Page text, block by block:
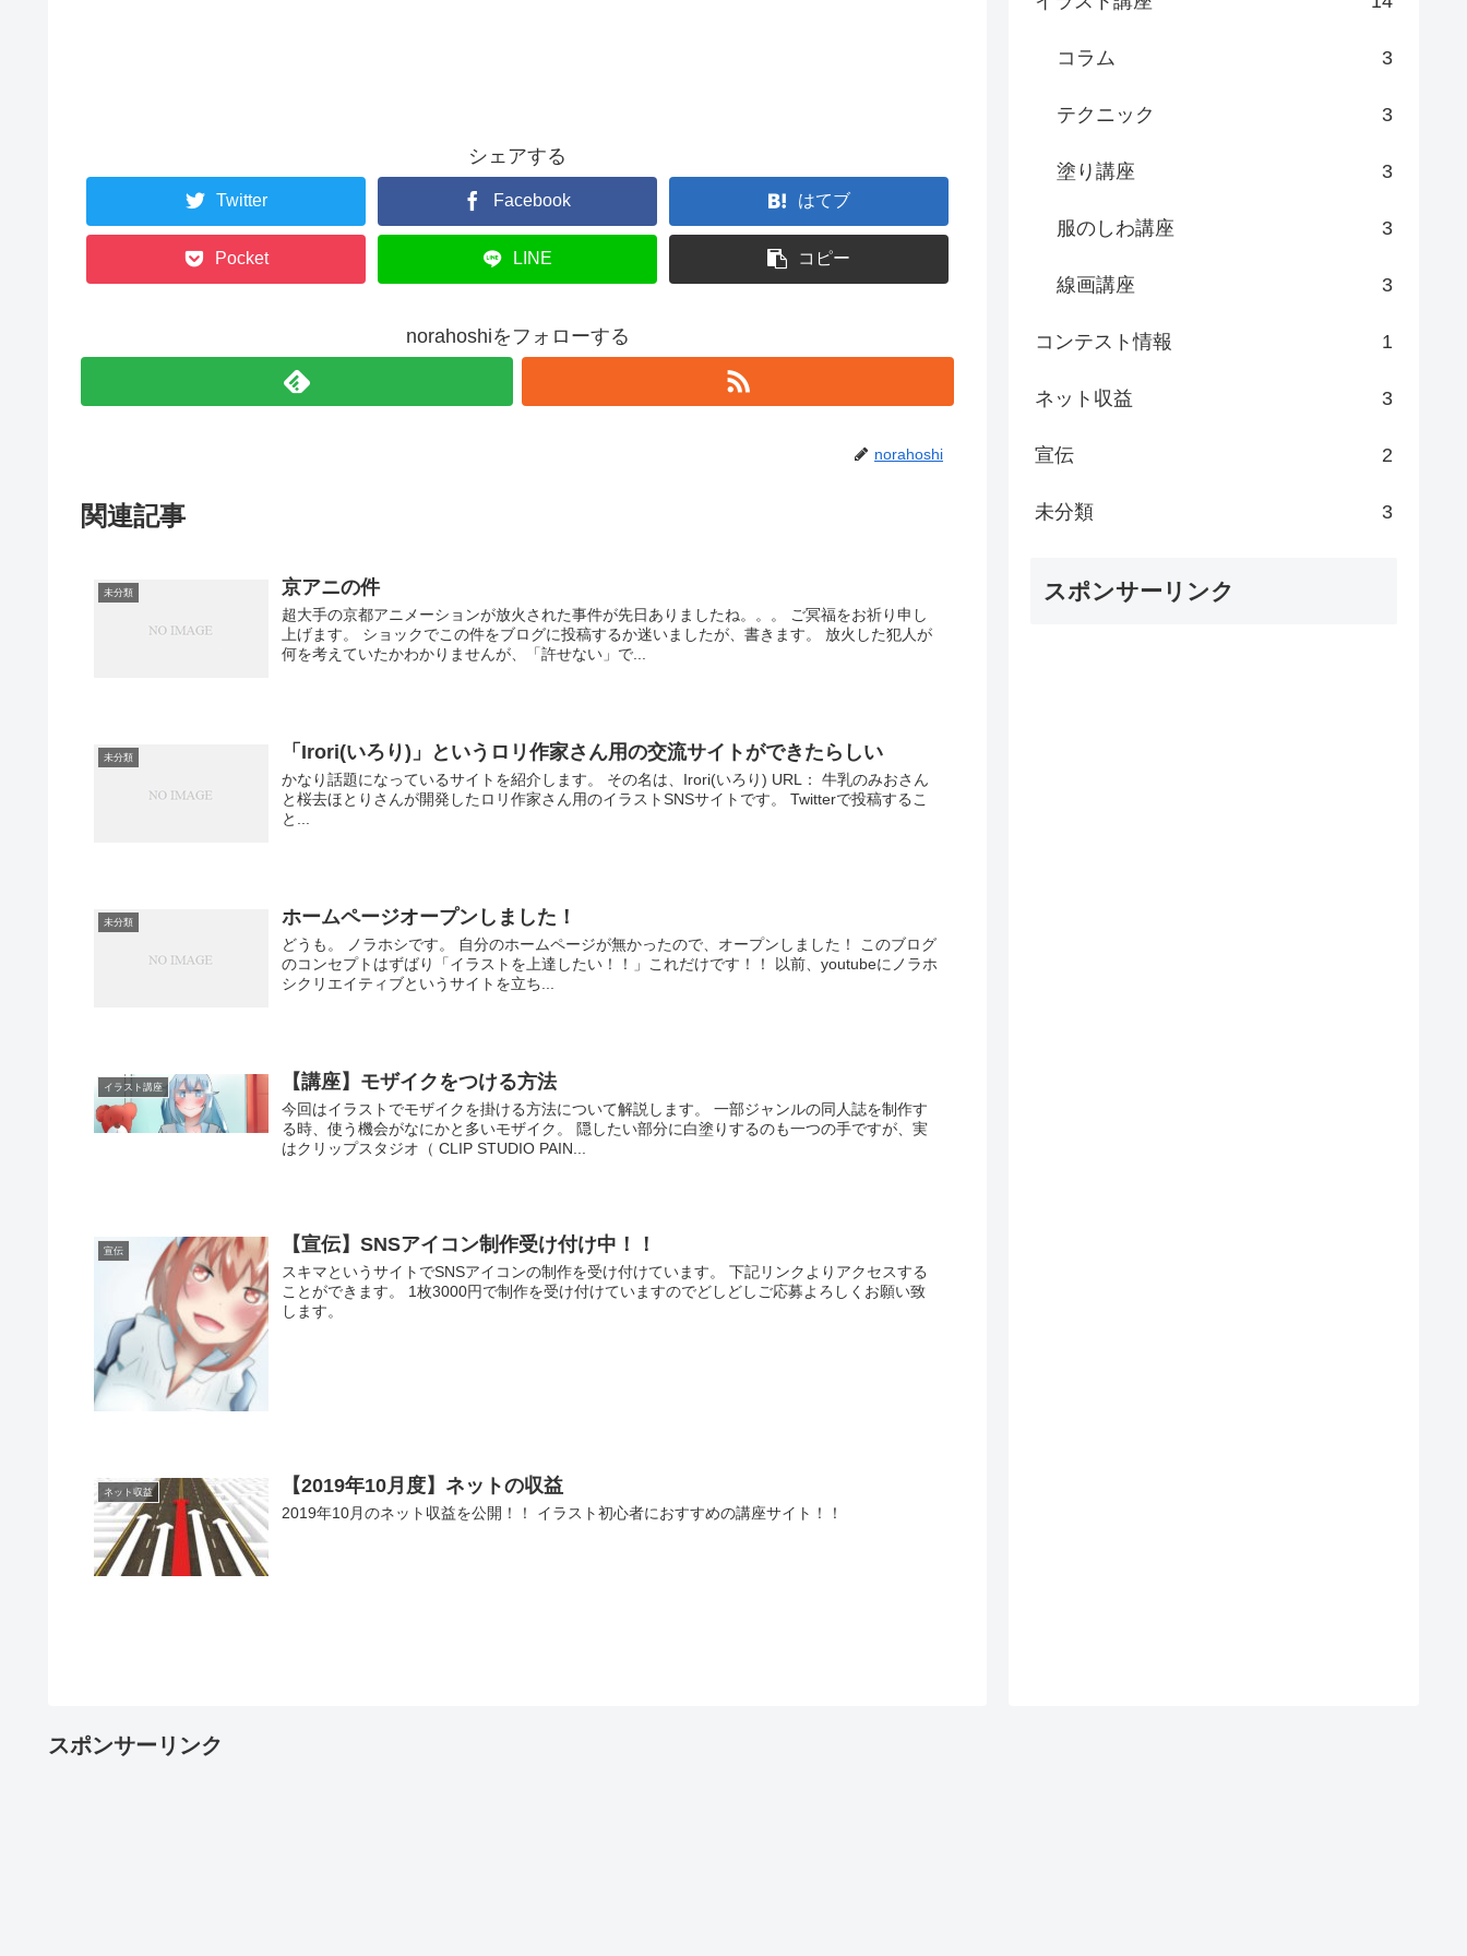
シェアする
Twitter Facebook はてブ
Pocket LINE コピー
norahoshiをフォローする
norahoshi
関連記事
未分類 京アニの件
超大手の京都アニメーションが放火された事件が先日ありましたね。。。 ご冥福をお祈り申し
上げます。 ショックでこの件をブログに投稿するか迷いましたが、書きます。 放火した犯人が
何を考えていたかわかりませんが、「許せない」で...
未分類 「Irori(いろり)」というロリ作家さん用の交流サイトができたらしい
かなり話題になっているサイトを紹介します。 その名は、Irori(いろり) URL： 牛乳のみおさん
と桜去ほとりさんが開発したロリ作家さん用のイラストSNSサイトです。 Twitterで投稿するこ
と...
未分類 ホームページオープンしました！
どうも。 ノラホシです。 自分のホームページが無かったので、オープンしました！ このブログ
のコンセプトはずばり「イラストを上達したい！！」これだけです！！ 以前、youtubeにノラホ
シクリエイティブというサイトを立ち...
イラスト講座 【講座】モザイクをつける方法
今回はイラストでモザイクを掛ける方法について解説します。 一部ジャンルの同人誌を制作す
る時、使う機会がなにかと多いモザイク。 隠したい部分に白塗りするのも一つの手ですが、実
はクリップスタジオ（ CLIP STUDIO PAIN...
宣伝 【宣伝】SNSアイコン制作受け付け中！！
スキマというサイトでSNSアイコンの制作を受け付けています。 下記リンクよりアクセスする
ことができます。 1枚3000円で制作を受け付けていますのでどしどしご応募よろしくお願い致
します。
ネット収益 【2019年10月度】ネットの収益
2019年10月のネット収益を公開！！ イラスト初心者におすすめの講座サイト！！
コラム 3
テクニック 3
塗り講座 3
服のしわ講座 3
線画講座 3
コンテスト情報 1
ネット収益 3
宣伝 2
未分類 3
スポンサーリンク
スポンサーリンク